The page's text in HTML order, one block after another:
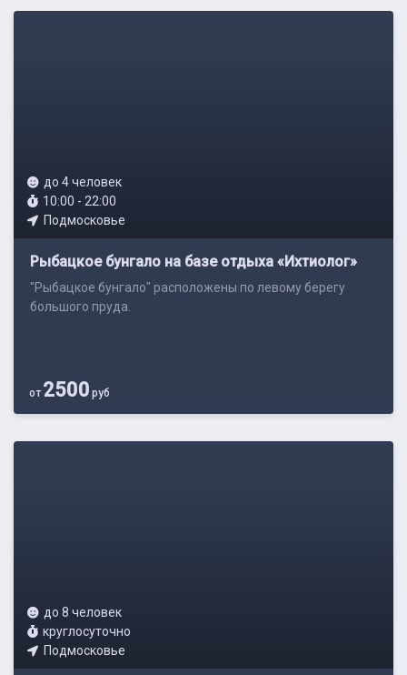
до 4 человек
10:00 - 22:00
Подмосковье
Рыбацкое бунгало на базе отдыха «Ихтиолог»
"Рыбацкое бунгало" расположены по левому берегу
большого пруда.
от2500 руб
до 8 человек
круглосуточно
Подмосковье